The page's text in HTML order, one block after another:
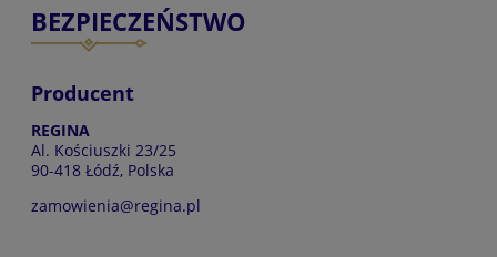
BEZPIECZEŃSTWO
Producent
REGINA
Al. Kościuszki 23/25
90-418 Łódź, Polska
zamowienia@regina.pl